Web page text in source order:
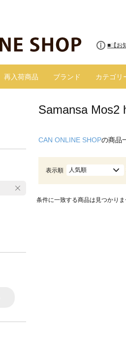
■8/13(
再入荷商品 ブランド カテゴリ
Samansa
CAN ONLINE SHOPの商品
表示順 人気順
条件に一致する商品は見つかり